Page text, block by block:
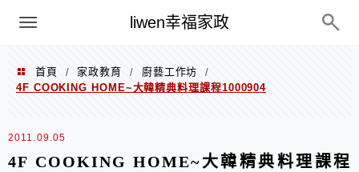
liwen幸福家政
menu
首頁 / 家政教育 / 廚藝工作坊
/
4F COOKING HOME~大韓精典料理課程1000904
2011.09.05
4F COOKING HOME~大韓精典料理課程